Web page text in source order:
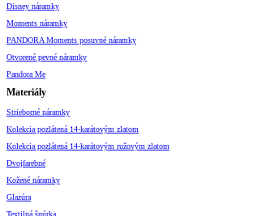
Disney náramky
Moments náramky
PANDORA Moments posuvné náramky
Otvorené pevné náramky
Pandora Me
Materiály
Strieborné náramky
Kolekcia pozlátená 14-karátovým zlatom
Kolekcia pozlátená 14-karátovým ružovým zlatom
Dvojfarebné
Kožené náramky
Glazúra
Textilná šnúrka